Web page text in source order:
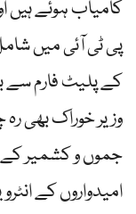
کے پلیٹ فارم سے
وزیر خوراک بھی
امیدواروں کے